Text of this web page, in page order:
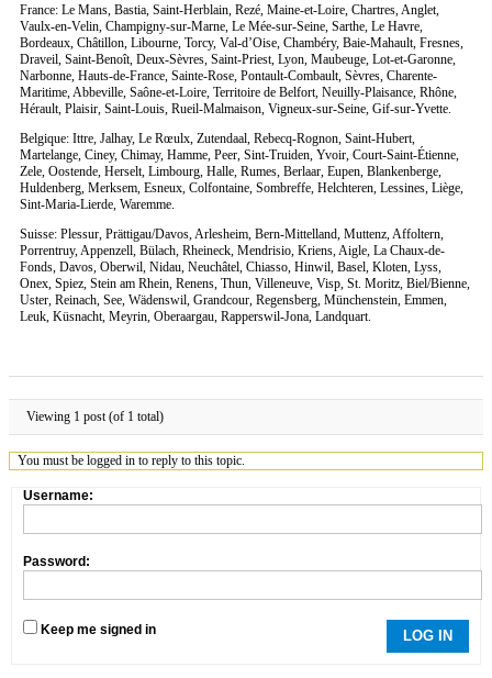
France: Le Mans, Bastia, Saint-Herblain, Rezé, Maine-et-Loire, Chartres, Anglet,
Vaulx-en-Velin, Champigny-sur-Marne, Le Mée-sur-Seine, Sarthe, Le Havre,
Bordeaux, Châtillon, Libourne, Torcy, Val-d’Oise, Chambéry, Baie-Mahault, Fresnes,
Draveil, Saint-Benoît, Deux-Sèvres, Saint-Priest, Lyon, Maubeuge, Lot-et-Garonne,
Narbonne, Hauts-de-France, Sainte-Rose, Pontault-Combault, Sèvres, Charente-
Maritime, Abbeville, Saône-et-Loire, Territoire de Belfort, Neuilly-Plaisance, Rhône,
Hérault, Plaisir, Saint-Louis, Rueil-Malmaison, Vigneux-sur-Seine, Gif-sur-Yvette.
Belgique: Ittre, Jalhay, Le Rœulx, Zutendaal, Rebecq-Rognon, Saint-Hubert,
Martelange, Ciney, Chimay, Hamme, Peer, Sint-Truiden, Yvoir, Court-Saint-Étienne,
Zele, Oostende, Herselt, Limbourg, Halle, Rumes, Berlaar, Eupen, Blankenberge,
Huldenberg, Merksem, Esneux, Colfontaine, Sombreffe, Helchteren, Lessines, Liège,
Sint-Maria-Lierde, Waremme.
Suisse: Plessur, Prättigau/Davos, Arlesheim, Bern-Mittelland, Muttenz, Affoltern,
Porrentruy, Appenzell, Bülach, Rheineck, Mendrisio, Kriens, Aigle, La Chaux-de-
Fonds, Davos, Oberwil, Nidau, Neuchâtel, Chiasso, Hinwil, Basel, Kloten, Lyss,
Onex, Spiez, Stein am Rhein, Renens, Thun, Villeneuve, Visp, St. Moritz, Biel/Bienne,
Uster, Reinach, See, Wädenswil, Grandcour, Regensberg, Münchenstein, Emmen,
Leuk, Küsnacht, Meyrin, Oberaargau, Rapperswil-Jona, Landquart.
Viewing 1 post (of 1 total)
You must be logged in to reply to this topic.
Username:
Password:
Keep me signed in LOG IN